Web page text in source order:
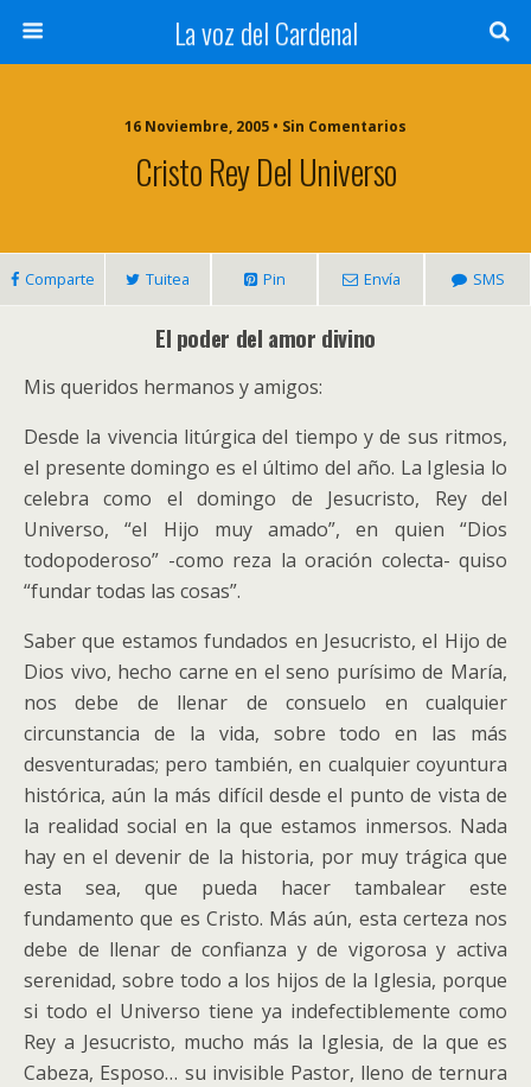
La voz del Cardenal
16 Noviembre, 2005 • Sin Comentarios
Cristo Rey Del Universo
Comparte Tuitea Pin Envía SMS
El poder del amor divino
Mis queridos hermanos y amigos:
Desde la vivencia litúrgica del tiempo y de sus ritmos,
el presente domingo es el último del año. La Iglesia lo
celebra como el domingo de Jesucristo, Rey del
Universo, “el Hijo muy amado”, en quien “Dios
todopoderoso” -como reza la oración colecta- quiso
“fundar todas las cosas”.
Saber que estamos fundados en Jesucristo, el Hijo de
Dios vivo, hecho carne en el seno purísimo de María,
nos debe de llenar de consuelo en cualquier
circunstancia de la vida, sobre todo en las más
desventuradas; pero también, en cualquier coyuntura
histórica, aún la más difícil desde el punto de vista de
la realidad social en la que estamos inmersos. Nada
hay en el devenir de la historia, por muy trágica que
esta sea, que pueda hacer tambalear este
fundamento que es Cristo. Más aún, esta certeza nos
debe de llenar de confianza y de vigorosa y activa
serenidad, sobre todo a los hijos de la Iglesia, porque
si todo el Universo tiene ya indefectiblemente como
Rey a Jesucristo, mucho más la Iglesia, de la que es
Cabeza, Esposo… su invisible Pastor, lleno de ternura